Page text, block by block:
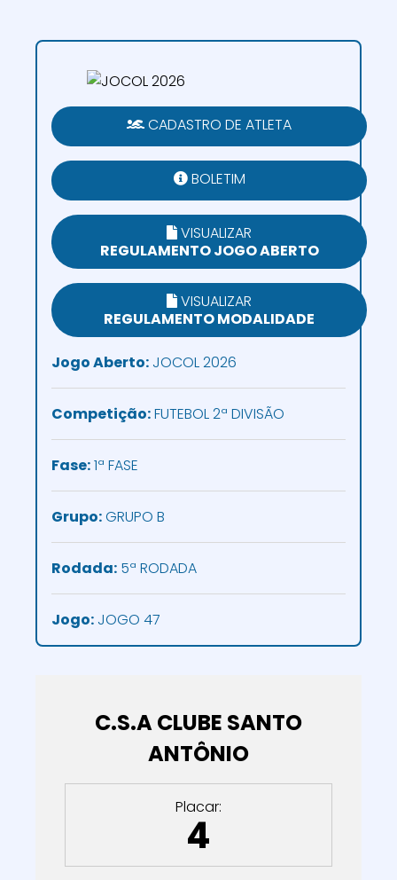
C.S.A CLUBE SANTO
ANTÔNIO
Placar:
4
CADASTRO DE ATLETA
BOLETIM
VISUALIZAR
REGULAMENTO JOGO ABERTO
VISUALIZAR
REGULAMENTO MODALIDADE
Jogo Aberto: JOCOL 2026
Competição:FUTEBOL 2ª DIVISÃO
Fase:1ª FASE
Grupo:GRUPO B
Rodada: 5ª RODADA
Jogo: JOGO 47